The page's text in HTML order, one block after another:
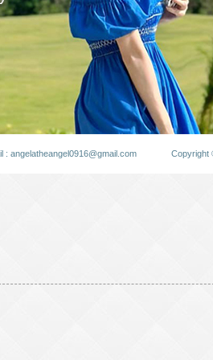
: angelatheangel0916@gmail.com Copyright